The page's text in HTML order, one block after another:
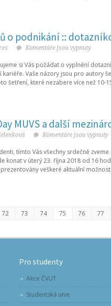
o podnikání ::
Komentáře jsou vypnuty
si Vás požádat o vyplnění
Vaše názory jsou pro autory
šetření, které nezabere více než 10-
MÚVS a další
Komentáře jsou vypnuty
tímto Vás všechny srdečně
konat v úterý 23. října 2018 od 16
veškeré aktuální
72 73 74 75 76 77
Pro studenty
Akce ČVUT
Studentská unie